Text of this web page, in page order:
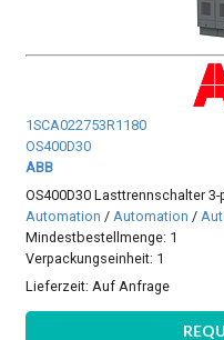
1SCA022753R1180
OS400D30
ABB
OS400D30 Lasttrennschalter
Automation /Automation /
Mindestbestellmenge: 1
Verpackungseinheit: 1
Lieferzeit:Auf Anfrage